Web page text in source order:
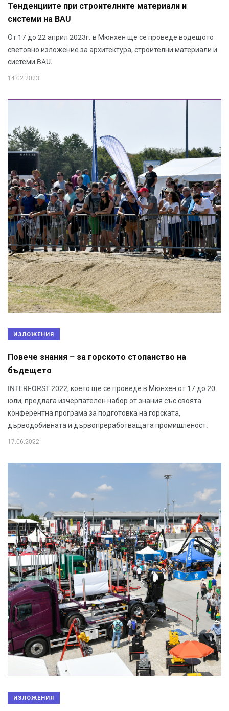
Тенденциите при строителните материали и
системи на BAU
От 17 до 22 април 2023г. в Мюнхен ще се проведе водещото
световно изложение за архитектура, строителни материали и
системи BAU.
14.02.2023
ИЗЛОЖЕНИЯ
Повече знания – за горското стопанство на
бъдещето
INTERFORST 2022, което ще се проведе в Мюнхен от 17 до 20
юли, предлага изчерпателен набор от знания със своята
конферентна програма за подготовка на горската,
дърводобивната и дървопреработващата промишленост.
17.06.2022
ИЗЛОЖЕНИЯ